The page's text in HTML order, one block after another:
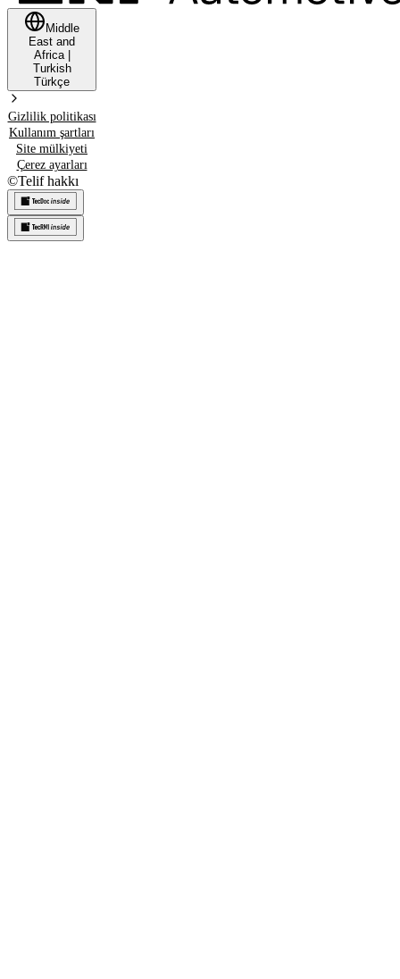
Middle
East and
Africa|
Turkish
Türkçe
Gizlilik politikası
Kullanım şartları
Site mülkiyeti
Çerez ayarları
©Telif hakkı